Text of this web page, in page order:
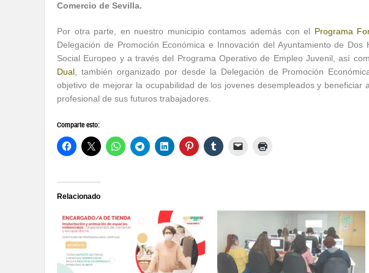
Comercio de Sevilla.
Por otra parte, en nuestro municipio contamos además con el Programa
Delegación de Promoción Económica e Innovación del Ayuntamiento de
Social Europeo y a través del Programa Operativo de Empleo Juvenil, así
Dual , también organizado por desde la Delegación de Promoción
objetivo de mejorar la ocupabilidad de los jovenes desempleados y beneficiar
profesional de sus futuros trabajadores.
Comparte esto:
Relacionado